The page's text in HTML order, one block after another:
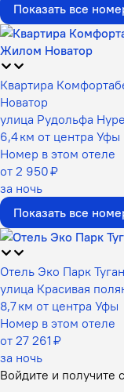
Показать все
Квартира
Новатор
улица Рудольфа
6,4 км от центра Уфы
Номер в этом отеле
от 2 950 ₽
за ночь
Показать все
Отель Эко Парк
улица Красивая
8,7 км от центра Уфы
Номер в этом отеле
от 27 261 ₽
за ночь
Войдите и получите